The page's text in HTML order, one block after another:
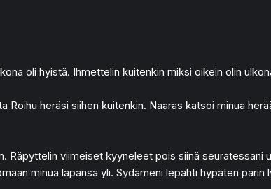
oli hyistä. Ihmettelin kuitenkin miksi oikein olin
heräsi siihen kuitenkin. Naaras katsoi minua
Räpyttelin viimeiset kyyneleet pois siinä seuratessani
minua lapansa yli. Sydämeni lepahti hypäten parin